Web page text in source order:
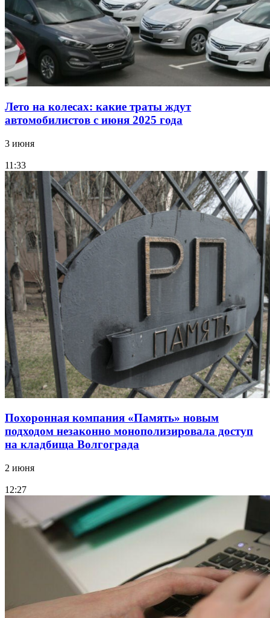
Лето на колесах: какие траты ждут
автомобилистов с июня 2025 года
3 июня
11:33
Похоронная компания «Память» новым
подходом незаконно монополизировала доступ
на кладбища Волгограда
2 июня
12:27